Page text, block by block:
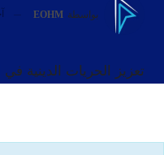
بواسطة EOHM
تعزيز الحريات الدينية